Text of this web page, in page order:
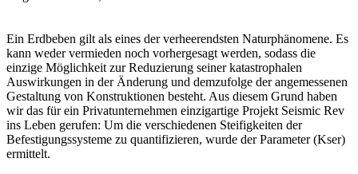
Ein Erdbeben gilt als eines der verheerendsten Naturphänomene. Es
kann weder vermieden noch vorhergesagt werden, sodass die
einzige Möglichkeit zur Reduzierung seiner katastrophalen
Auswirkungen in der Änderung und demzufolge der angemessenen
Gestaltung von Konstruktionen besteht. Aus diesem Grund haben
wir das für ein Privatunternehmen einzigartige Projekt Seismic Rev
ins Leben gerufen: Um die verschiedenen Steifigkeiten der
Befestigungssysteme zu quantifizieren, wurde der Parameter (Kser)
ermittelt.